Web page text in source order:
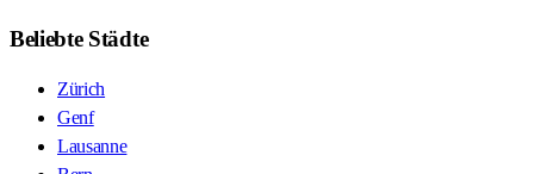
Beliebte Städte
Zürich
Genf
Lausanne